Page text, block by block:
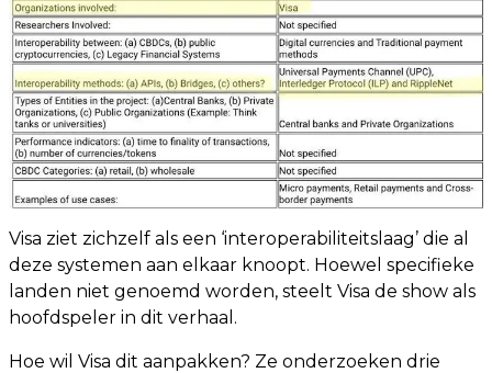
Visa ziet zichzelf als een ‘interoperabiliteitslaag’ die al
deze systemen aan elkaar knoopt. Hoewel specifieke
landen niet genoemd worden, steelt Visa de show als
hoofdspeler in dit verhaal.
Hoe wil Visa dit aanpakken? Ze onderzoeken drie